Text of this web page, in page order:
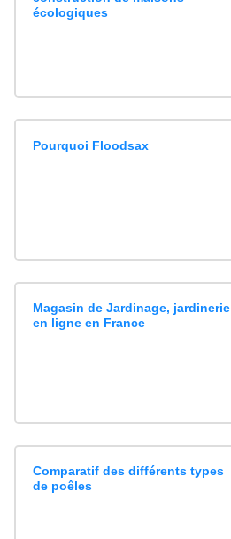
écologiques
Pourquoi Floodsax
Magasin de Jardinage, jardinerie
en ligne en France
Comparatif des différents types
de poêles